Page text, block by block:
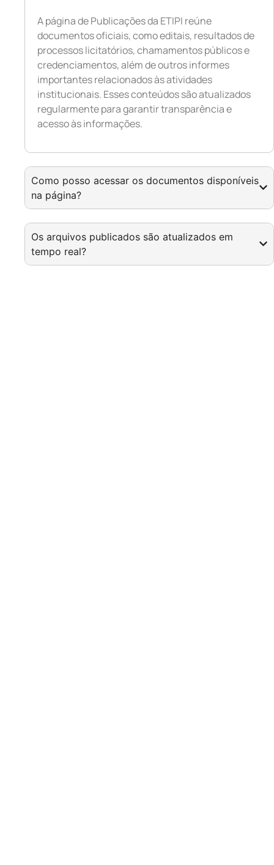
A página de Publicações da ETIPI reúne
documentos oficiais, como editais, resultados de
processos licitatórios, chamamentos públicos e
credenciamentos, além de outros informes
importantes relacionados às atividades
institucionais. Esses conteúdos são atualizados
regularmente para garantir transparência e
acesso às informações.
Como posso acessar os documentos disponíveis
na página?
Os arquivos publicados são atualizados em
tempo real?